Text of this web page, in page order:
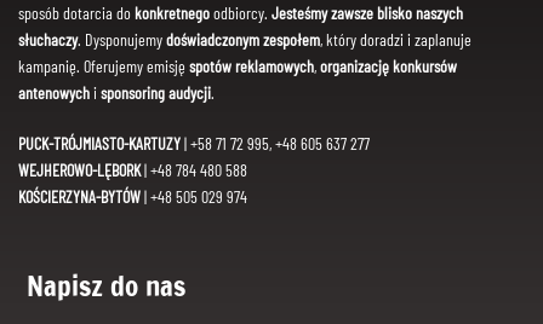
sposób dotarcia dokonkretnegoodbiorcy. Jesteśmy zawsze blisko naszych
słuchaczy. Dysponujemydoświadczonym zespołem, który doradzi i zaplanuje
kampanię. Oferujemy emisję spotów reklamowych,organizację konkursów
antenowychi sponsoring audycji.
PUCK-TRÓJMIASTO-KARTUZY| +58 71 72 995, +48 605 637 277
WEJHEROWO-LĘBORK| +48 784 480 588
KOŚCIERZYNA-BYTÓW| +48 505 029 974
Napisz do nas